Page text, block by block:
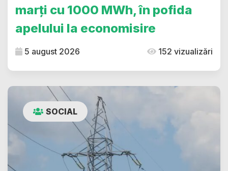
marți cu 1000 MWh, în pofida
apelului la economisire
5 august 2026 152 vizualizări
SOCIAL